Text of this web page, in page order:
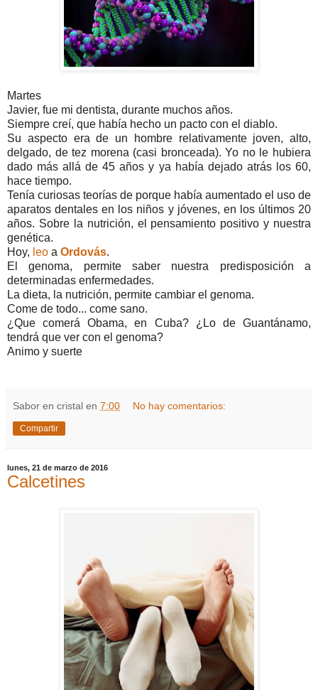
Martes
Javier, fue mi dentista, durante muchos años.
Siempre creí, que había hecho un pacto con el diablo.
Su aspecto era de un hombre relativamente joven, alto,
delgado, de tez morena (casi bronceada). Yo no le hubiera
dado más allá de 45 años y ya había dejado atrás los 60,
hace tiempo.
Tenía curiosas teorías de porque había aumentado el uso de
aparatos dentales en los niños y jóvenes, en los últimos 20
años. Sobre la nutrición, el pensamiento positivo y nuestra
genética.
Hoy, leo a Ordovás.
El genoma, permite saber nuestra predisposición a
determinadas enfermedades.
La dieta, la nutrición, permite cambiar el genoma.
Come de todo... come sano.
¿Que comerá Obama, en Cuba? ¿Lo de Guantánamo,
tendrá que ver con el genoma?
Animo y suerte
Sabor en cristal en 7:00 No hay comentarios:
Compartir
lunes, 21 de marzo de 2016
Calcetines